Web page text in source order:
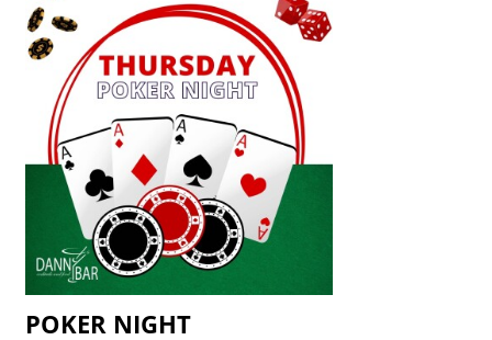
POKER NIGHT